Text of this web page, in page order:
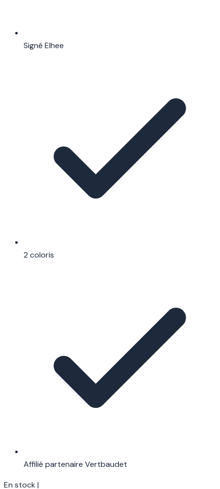
Signé Elhee
2 coloris
Affilié partenaire Vertbaudet
En stock |